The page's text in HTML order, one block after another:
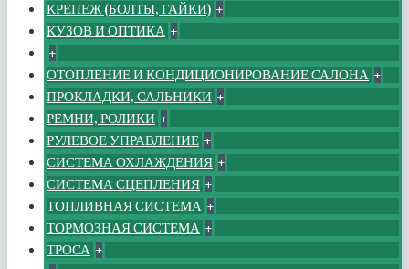
КРЕПЕЖ (БОЛТЫ, ГАЙКИ) +
КУЗОВ И ОПТИКА +
+
ОТОПЛЕНИЕ И КОНДИЦИОНИРОВАНИЕ САЛОНА +
ПРОКЛАДКИ, САЛЬНИКИ +
РЕМНИ, РОЛИКИ +
РУЛЕВОЕ УПРАВЛЕНИЕ +
СИСТЕМА ОХЛАЖДЕНИЯ +
СИСТЕМА СЦЕПЛЕНИЯ +
ТОПЛИВНАЯ СИСТЕМА +
ТОРМОЗНАЯ СИСТЕМА +
ТРОСА +